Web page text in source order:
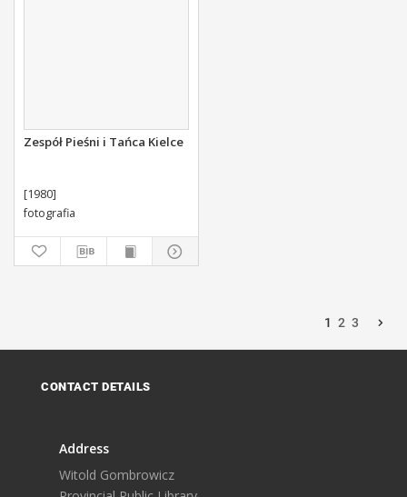
Zespół Pieśni i Tańca Kielce
[1980]
fotografia
1 2 3
CONTACT DETAILS
Address
Witold Gombrowicz